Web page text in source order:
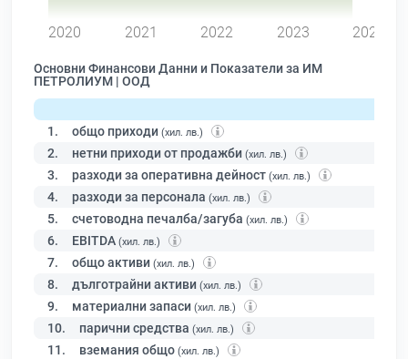
2020 2021 2022 2023 2024
Основни Финансови Данни и Показатели за ИМ
ПЕТРОЛИУМ | ООД
1. общо приходи (хил. лв.)
2. нетни приходи от продажби (хил. лв.)
3. разходи за оперативна дейност (хил. лв.)
4. разходи за персонала (хил. лв.)
5. счетоводна печалба/загуба (хил. лв.)
6. EBITDA (хил. лв.)
7. общо активи (хил. лв.)
8. дълготрайни активи (хил. лв.)
9. материални запаси (хил. лв.)
10. парични средства (хил. лв.)
11. вземания общо (хил. лв.)